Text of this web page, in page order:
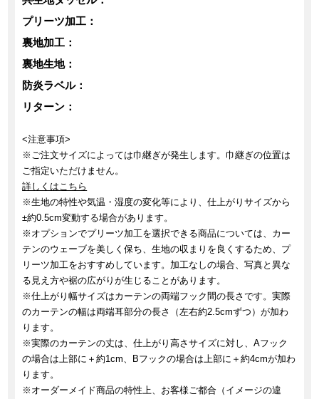
プリーツ加工：
裏地加工：
裏地生地：
防炎ラベル：
リターン：
<注意事項>
※ご注文サイズによっては巾継ぎが発生します。巾継ぎの位置は
ご指定いただけません。
詳しくはこちら
※生地の特性や気温・湿度の変化等により、仕上がりサイズから
±約0.5cm変動する場合があります。
※オプションでプリーツ加工を選択できる商品については、カー
テンのウェーブを美しく保ち、生地の収まりを良くするため、プ
リーツ加工をおすすめしています。加工なしの場合、写真と異な
る見え方や裾の広がりが生じることがあります。
※仕上がり幅サイズはカーテンの両端フック間の長さです。実際
のカーテンの幅は両端耳部分の長さ（左右約2.5cmずつ）が加わ
ります。
※実際のカーテンの丈は、仕上がり高さサイズに対し、Aフック
の場合は上部に＋約1cm、Bフックの場合は上部に＋約4cmが加わ
ります。
※オーダーメイド商品の特性上、お客様ご都合（イメージの違